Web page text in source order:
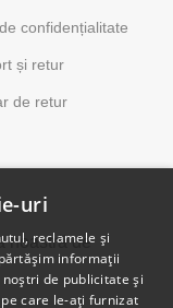
confidențialitate
și retur
de retur
noastră de
uri
reclamele și
informații
de publicitate și
care le-ați furnizat